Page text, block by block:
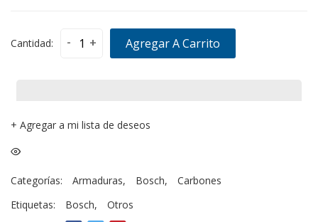
Cantidad: - + Agregar A Carrito
+ Agregar a mi lista de deseos
Categorías: Armaduras, Bosch,
Carbones
Etiquetas:
Bosch, Otros